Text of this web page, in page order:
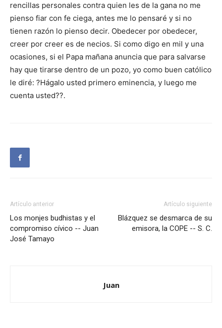
rencillas personales contra quien les de la gana no me
pienso fiar con fe ciega, antes me lo pensaré y si no
tienen razón lo pienso decir. Obedecer por obedecer,
creer por creer es de necios. Si como digo en mil y una
ocasiones, si el Papa mañana anuncia que para salvarse
hay que tirarse dentro de un pozo, yo como buen católico
le diré: ?Hágalo usted primero eminencia, y luego me
cuenta usted??.
Artículo anterior
Los monjes budhistas y el
compromiso cívico -- Juan
José Tamayo
Artículo siguiente
Blázquez se desmarca de su
emisora, la COPE -- S. C.
Juan